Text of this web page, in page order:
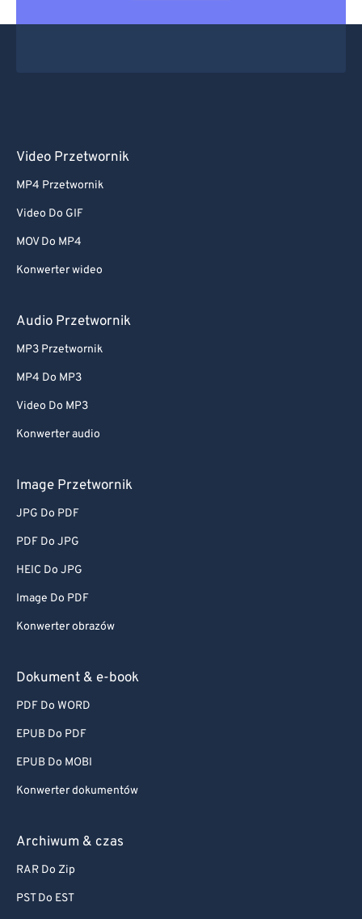
Video Przetwornik
MP4 Przetwornik
Video Do GIF
MOV Do MP4
Konwerter wideo
Audio Przetwornik
MP3 Przetwornik
MP4 Do MP3
Video Do MP3
Konwerter audio
Image Przetwornik
JPG Do PDF
PDF Do JPG
HEIC Do JPG
Image Do PDF
Konwerter obrazów
Dokument & e-book
PDF Do WORD
EPUB Do PDF
EPUB Do MOBI
Konwerter dokumentów
Archiwum & czas
RAR Do Zip
PST Do EST